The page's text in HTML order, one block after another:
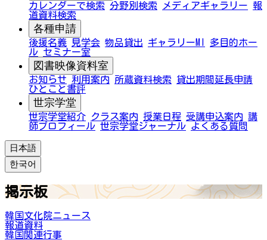
カレンダーで検索 分野別検索 メディアギャラリー 報
道資料検索
各種申請
後援名義 見学会 物品貸出 ギャラリーMI
多目的ホー
ル セミナー室
図書映像資料室
お知らせ 利用案内 所蔵資料検索
貸出期間延長申請
ひとこと書評
世宗学堂
世宗学堂紹介 クラス案内 授業日程 受講申込案内 講
師プロフィール 世宗学堂ジャーナル よくある質問
日本語
한국어
掲示板
韓国文化院ニュース
報道資料
韓国関連行事